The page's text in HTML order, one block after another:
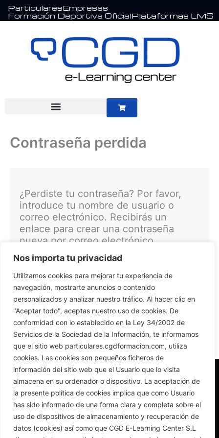
Nos importa tu privacidad
Utilizamos cookies para mejorar tu experiencia de
navegación, mostrarte anuncios o contenido
personalizados y analizar nuestro tráfico. Al hacer clic en
"Aceptar todo", aceptas nuestro uso de cookies. De
conformidad con lo establecido en la Ley 34/2002 de
Servicios de la Sociedad de la Información, te informamos
que el sitio web particulares.cgdformacion.com, utiliza
cookies. Las cookies son pequeños ficheros de
información del sitio web que el Usuario que lo visita
almacena en su ordenador o dispositivo. La aceptación de
la presente política de cookies implica que como Usuario
has sido informado de una forma clara y completa sobre el
uso de dispositivos de almacenamiento y recuperación de
datos (cookies) así como que CGD E-Learning Center S.L
ParticularesEmpresas
Formación Deportiva OficialPlataformas LMS
Contraseña perdida
¿Perdiste tu contraseña? Por favor,
introduce tu nombre de usuario o
correo electrónico. Recibirás un
enlace para crear una contraseña
nueva por correo electrónico.
Obligatorio
Restablecer contraseña
A
l
t
e
r
n
a
t
plataformas@cgdformacion.com